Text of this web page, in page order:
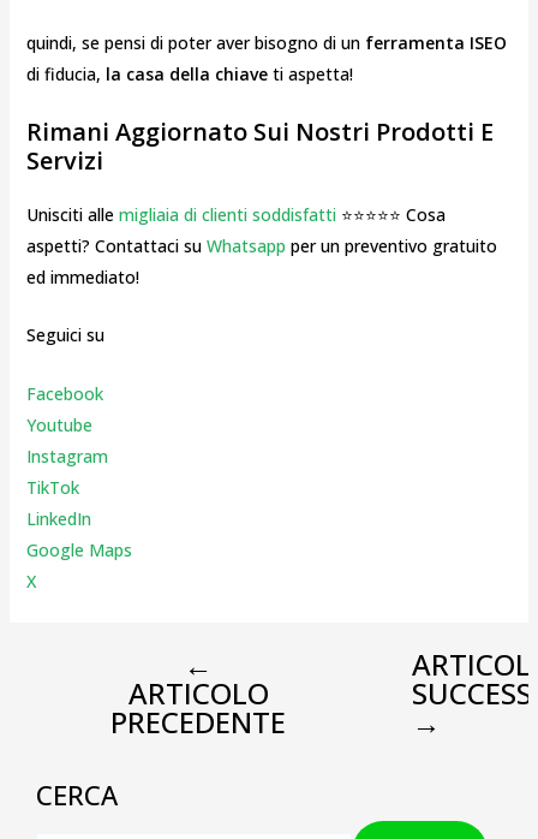
quindi, se pensi di poter aver bisogno di un ferramenta ISEO
di fiducia, la casa della chiaveti aspetta!
Rimani Aggiornato Sui Nostri Prodotti E
Servizi
Unisciti alle migliaia di clienti soddisfatti⭐⭐⭐⭐⭐ Cosa
aspetti? Contattaci su Whatsapp per un preventivo gratuito
ed immediato!
Seguici su
Facebook
Youtube
Instagram
TikTok
LinkedIn
Google Maps
X
←
ARTICOLO
PRECEDENTE →
CERCA